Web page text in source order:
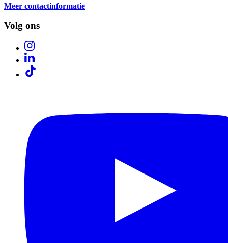
Meer contactinformatie
Volg ons